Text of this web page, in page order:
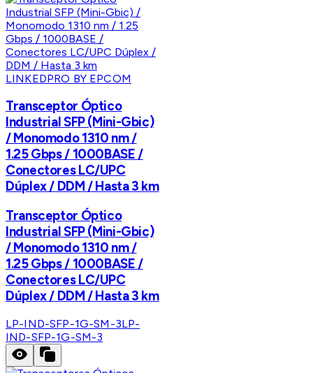
LINKEDPRO BY EPCOM
Transceptor Óptico
Industrial SFP (Mini-Gbic)
/ Monomodo 1310 nm /
1.25 Gbps / 1000BASE /
Conectores LC/UPC
Dúplex / DDM / Hasta 3 km
Transceptor Óptico
Industrial SFP (Mini-Gbic)
/ Monomodo 1310 nm /
1.25 Gbps / 1000BASE /
Conectores LC/UPC
Dúplex / DDM / Hasta 3 km
LP-IND-SFP-1G-SM-3LP-
IND-SFP-1G-SM-3